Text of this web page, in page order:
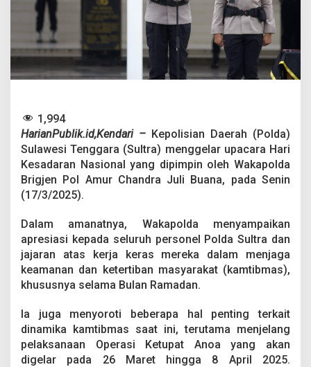
a
n
K
a
p
a
n
O
a
s
K
t
p
a
1,994
HarianPublik.id,Kendari – Kepolisian Daerah (Polda)
Sulawesi Tenggara (Sultra) menggelar upacara Hari
Kesadaran Nasional yang dipimpin oleh Wakapolda
Brigjen Pol Amur Chandra Juli Buana, pada Senin
(17/3/2025).
Dalam amanatnya, Wakapolda menyampaikan
apresiasi kepada seluruh personel Polda Sultra dan
jajaran atas kerja keras mereka dalam menjaga
keamanan dan ketertiban masyarakat (kamtibmas),
khususnya selama Bulan Ramadan.
Ia juga menyoroti beberapa hal penting terkait
dinamika kamtibmas saat ini, terutama menjelang
pelaksanaan Operasi Ketupat Anoa yang akan
digelar pada 26 Maret hingga 8 April 2025.